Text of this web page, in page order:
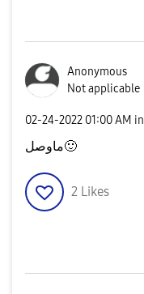
Anonymous
Not applicable
‎02-24-2022 01:00 AM in
ماوصل🙂
2 Likes